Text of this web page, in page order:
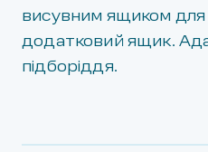
висувним ящиком для
додатковий ящик.
підборіддя.